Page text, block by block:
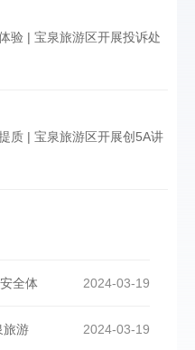
验 | 宝泉旅游区开展投诉处
质 | 宝泉旅游区开展创5A讲
2024-03-19
全体
2024-03-19
旅游